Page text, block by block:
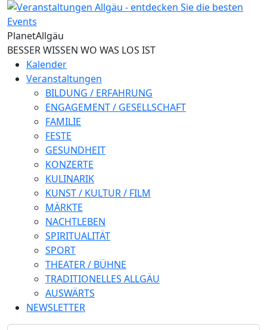
Direkt zum Inhalt
PlanetAllgäu
BESSER WISSEN WO WAS LOS IST
Kalender
Veranstaltungen
BILDUNG / ERFAHRUNG
ENGAGEMENT / GESELLSCHAFT
FAMILIE
FESTE
GESUNDHEIT
KONZERTE
KULINARIK
KUNST / KULTUR / FILM
MÄRKTE
NACHTLEBEN
SPIRITUALITÄT
SPORT
THEATER / BÜHNE
TRADITIONELLES ALLGÄU
AUSWÄRTS
NEWSLETTER